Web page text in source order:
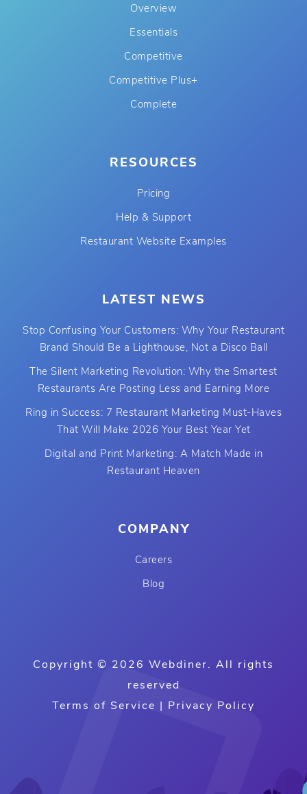
Overview
Essentials
Competitive
Competitive Plus+
Complete
RESOURCES
Pricing
Help & Support
Restaurant Website Examples
LATEST NEWS
Stop Confusing Your Customers: Why Your Restaurant
Brand Should Be a Lighthouse, Not a Disco Ball
The Silent Marketing Revolution: Why the Smartest
Restaurants Are Posting Less and Earning More
Ring in Success: 7 Restaurant Marketing Must-Haves
That Will Make 2026 Your Best Year Yet
Digital and Print Marketing: A Match Made in
Restaurant Heaven
COMPANY
Careers
Blog
Copyright © 2026 Webdiner. All rights
reserved
Terms of Service | Privacy Policy